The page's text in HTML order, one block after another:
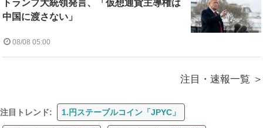
トランプ大統領発言、「仮想通貨主導権は
中国に渡さない」
08/08 05:00
注目・速報一覧
注目トレンド: 1.円ステーブルコイン「JPYC」